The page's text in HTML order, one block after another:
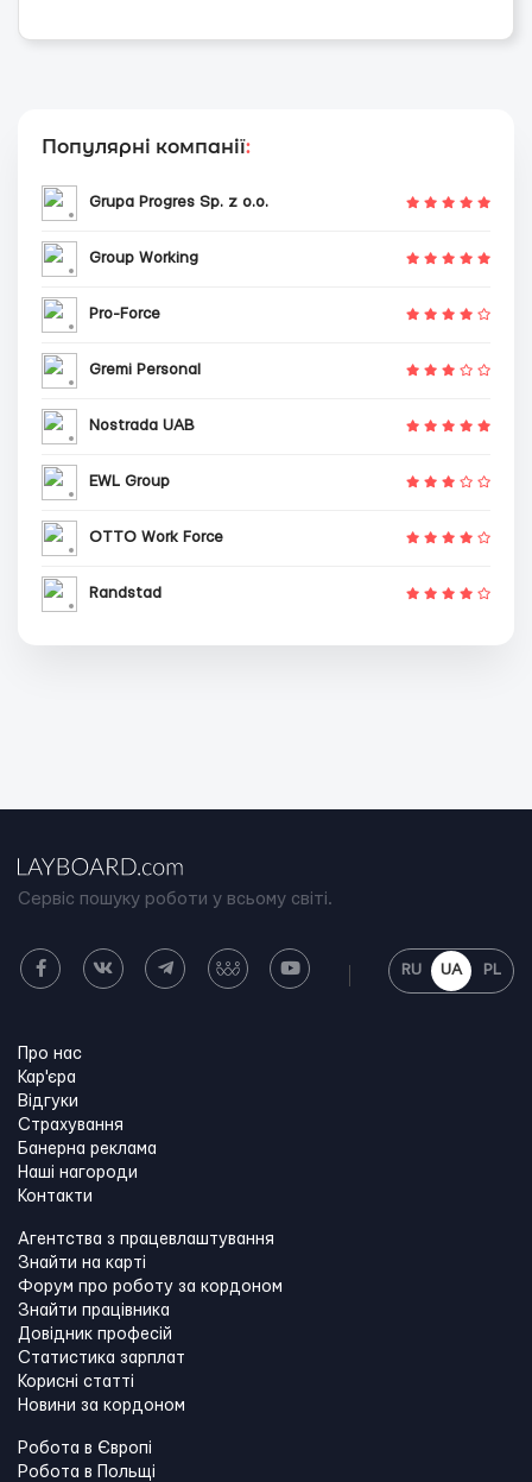
Популярні компанії:
Grupa Progres Sp. z o.o.
Group Working
Pro-Force
Gremi Personal
Nostrada UAB
EWL Group
OTTO Work Force
Randstad
Сервіс пошуку роботи у всьому світі.
RU UA PL
Про нас
Кар'єра
Відгуки
Страхування
Банерна реклама
Наші нагороди
Контакти
Агентства з працевлаштування
Знайти на карті
Форум про роботу за кордоном
Знайти працівника
Довідник професій
Статистика зарплат
Корисні статті
Новини за кордоном
Робота в Європі
Робота в Польщі